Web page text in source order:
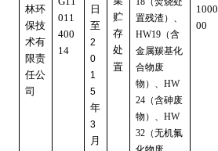
林环
保技
术有
限责
任公
司
011
400
14
日
至
2
0
1
5
年
3
月
贮
存
处
置
置残渣）、
HW19 （含
金属羰基化
合物废
物）、HW
24 （含砷废
物）、HW
32 （无机氟
1000
00